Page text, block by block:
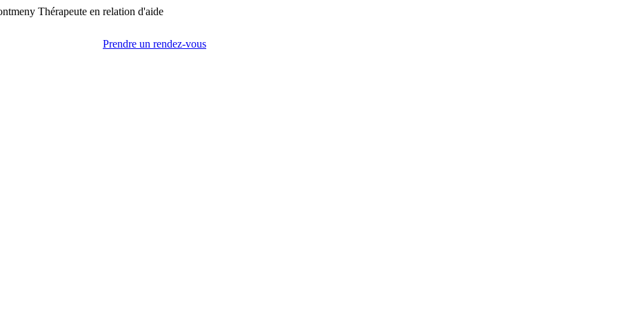
Prendre un rendez-vous